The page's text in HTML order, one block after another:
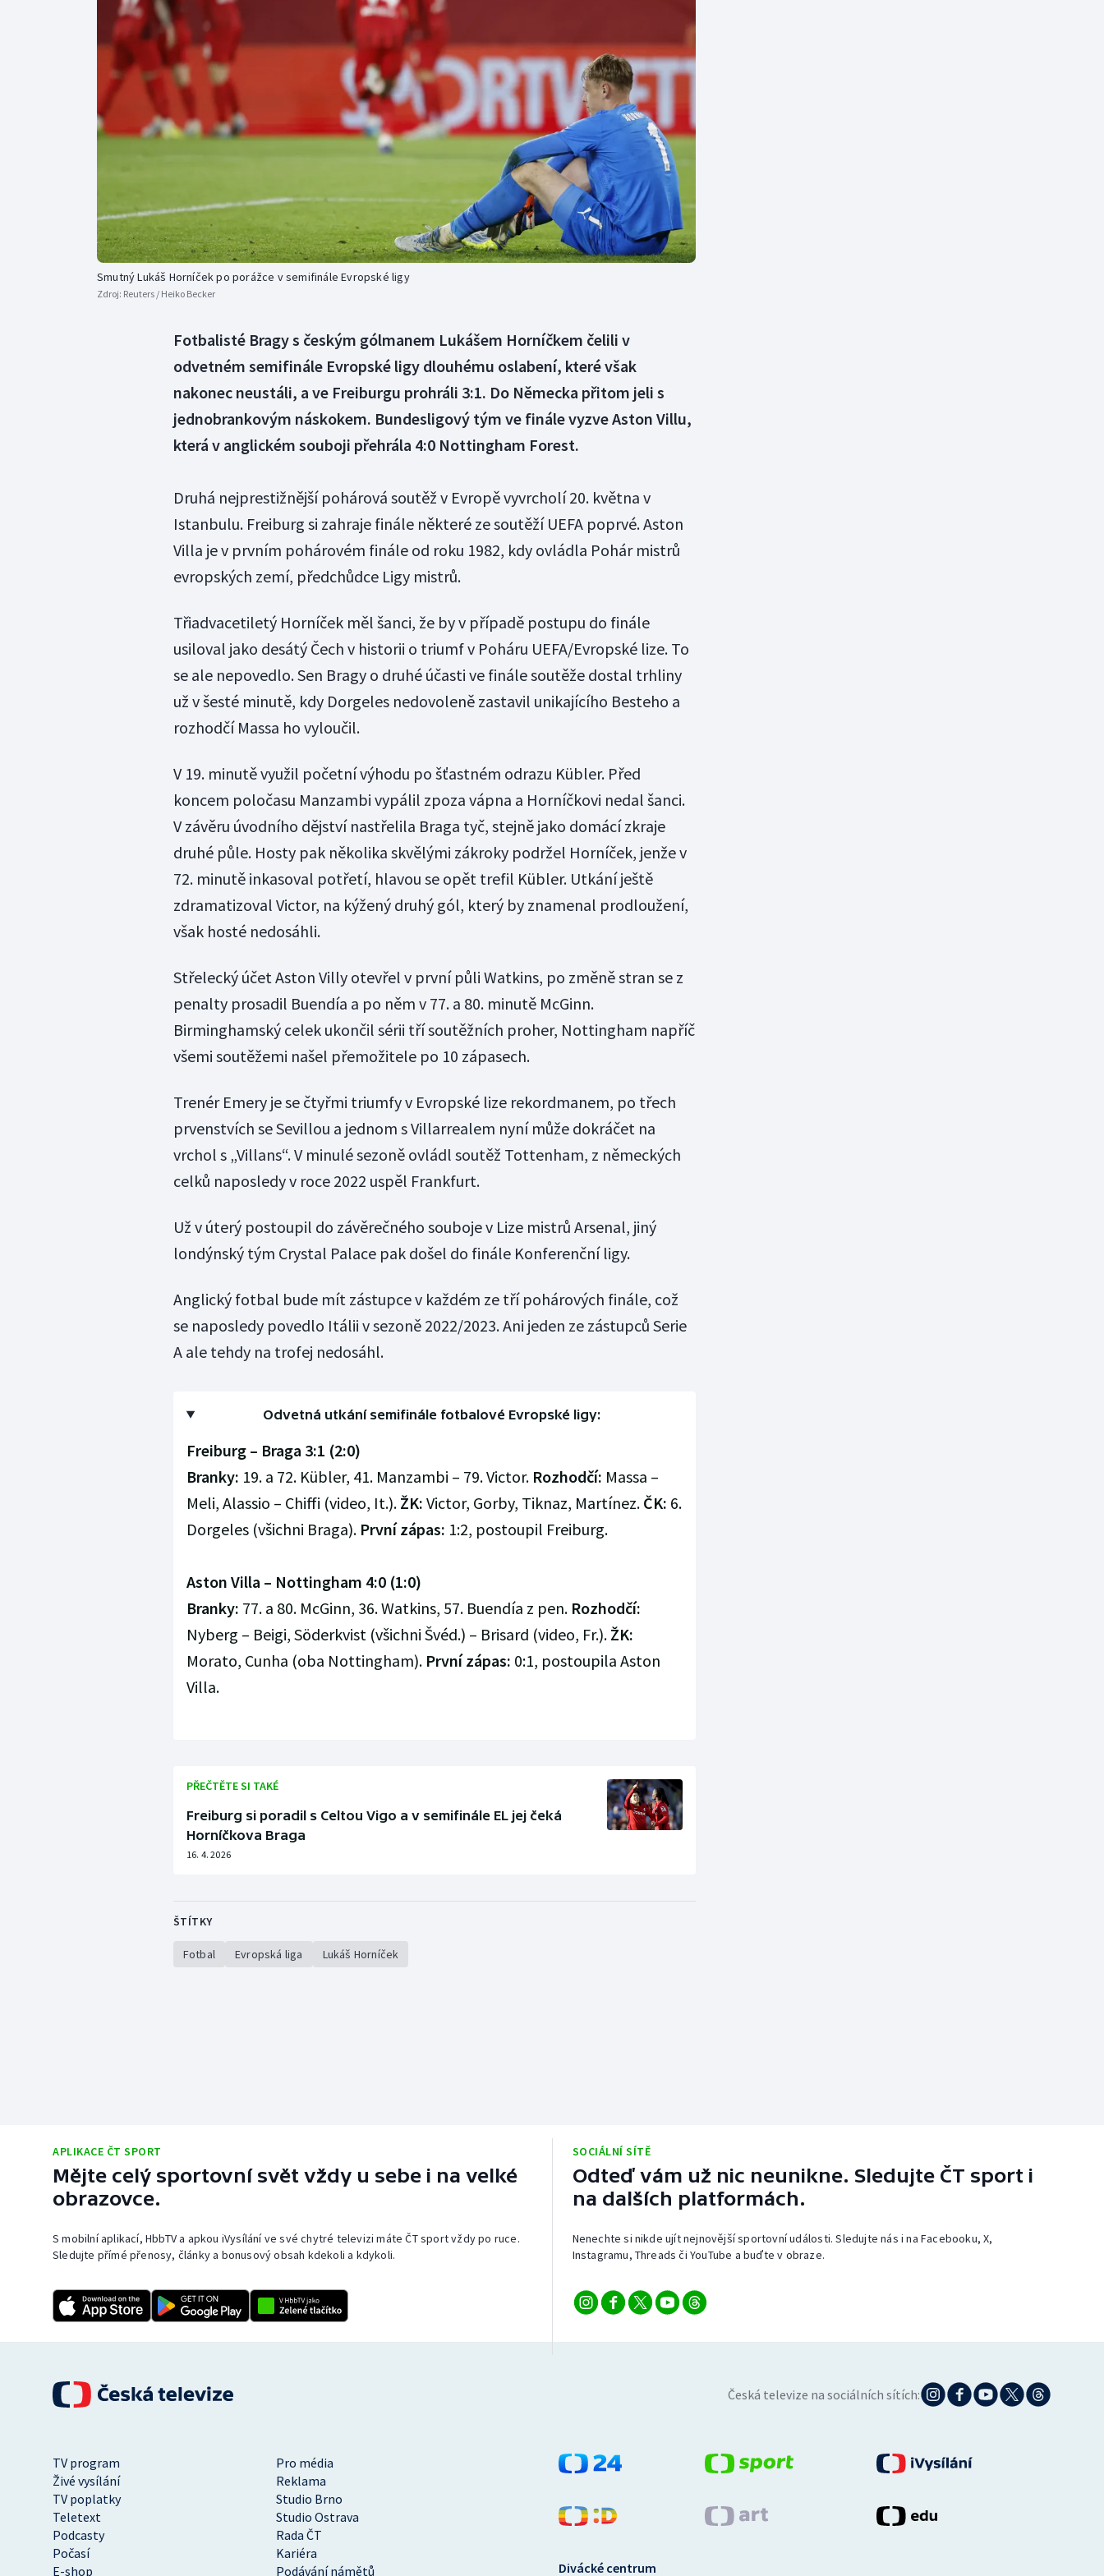
Dostihy
Gymnastika
Moderní pětiboj
Motorsport
Olympijské hry
Parasport
Plážový volejbal
Veslování
Vodní slalom
Volejbal
Ostatní
Smutný Lukáš Horníček po porážce v semifinále Evropské ligy
Zdroj: Reuters / Heiko Becker
Fotbalisté Bragy s českým gólmanem Lukášem Horníčkem čelili v
odvetném semifinále Evropské ligy dlouhému oslabení, které však
nakonec neustáli, a ve Freiburgu prohráli 3:1. Do Německa přitom jeli s
jednobrankovým náskokem. Bundesligový tým ve finále vyzve Aston Villu,
která v anglickém souboji přehrála 4:0 Nottingham Forest.
Druhá nejprestižnější pohárová soutěž v Evropě vyvrcholí 20. května v
Istanbulu. Freiburg si zahraje finále některé ze soutěží UEFA poprvé. Aston
Villa je v prvním pohárovém finále od roku 1982, kdy ovládla Pohár mistrů
evropských zemí, předchůdce Ligy mistrů.
Třiadvacetiletý Horníček měl šanci, že by v případě postupu do finále
usiloval jako desátý Čech v historii o triumf v Poháru UEFA/Evropské lize. To
se ale nepovedlo. Sen Bragy o druhé účasti ve finále soutěže dostal trhliny
už v šesté minutě, kdy Dorgeles nedovoleně zastavil unikajícího Besteho a
rozhodčí Massa ho vyloučil.
V 19. minutě využil početní výhodu po šťastném odrazu Kübler. Před
koncem poločasu Manzambi vypálil zpoza vápna a Horníčkovi nedal šanci.
V závěru úvodního dějství nastřelila Braga tyč, stejně jako domácí zkraje
druhé půle. Hosty pak několika skvělými zákroky podržel Horníček, jenže v
72. minutě inkasoval potřetí, hlavou se opět trefil Kübler. Utkání ještě
zdramatizoval Victor, na kýžený druhý gól, který by znamenal prodloužení,
však hosté nedosáhli.
Střelecký účet Aston Villy otevřel v první půli Watkins, po změně stran se z
penalty prosadil Buendía a po něm v 77. a 80. minutě McGinn.
Birminghamský celek ukončil sérii tří soutěžních proher, Nottingham napříč
všemi soutěžemi našel přemožitele po 10 zápasech.
Trenér Emery je se čtyřmi triumfy v Evropské lize rekordmanem, po třech
prvenstvích se Sevillou a jednom s Villarrealem nyní může dokráčet na
vrchol s „Villans“. V minulé sezoně ovládl soutěž Tottenham, z německých
celků naposledy v roce 2022 uspěl Frankfurt.
Už v úterý postoupil do závěrečného souboje v Lize mistrů Arsenal, jiný
londýnský tým Crystal Palace pak došel do finále Konferenční ligy.
Anglický fotbal bude mít zástupce v každém ze tří pohárových finále, což
se naposledy povedlo Itálii v sezoně 2022/2023. Ani jeden ze zástupců Serie
A ale tehdy na trofej nedosáhl.
Odvetná utkání semifinále fotbalové Evropské ligy:
Freiburg – Braga 3:1 (2:0)
Branky: 19. a 72. Kübler, 41. Manzambi – 79. Victor. Rozhodčí: Massa –
Meli, Alassio – Chiffi (video, It.). ŽK: Victor, Gorby, Tiknaz, Martínez. ČK: 6.
Dorgeles (všichni Braga). První zápas: 1:2, postoupil Freiburg.
Aston Villa – Nottingham 4:0 (1:0)
Branky: 77. a 80. McGinn, 36. Watkins, 57. Buendía z pen. Rozhodčí:
Nyberg – Beigi, Söderkvist (všichni Švéd.) – Brisard (video, Fr.). ŽK:
Morato, Cunha (oba Nottingham). První zápas: 0:1, postoupila Aston
Villa.
PŘEČTĚTE SI TAKÉ
Freiburg si poradil s Celtou Vigo a v semifinále EL jej čeká
Horníčkova Braga
16. 4. 2026
ŠTÍTKY
Fotbal Evropská liga Lukáš Horníček
APLIKACE ČT SPORT
Mějte celý sportovní svět vždy u sebe i na velké
obrazovce.
S mobilní aplikací, HbbTV a apkou iVysílání ve své chytré televizi máte ČT sport vždy po ruce.
Sledujte přímé přenosy, články a bonusový obsah kdekoli a kdykoli.
SOCIÁLNÍ SÍTĚ
Odteď vám už nic neunikne. Sledujte ČT sport i
na dalších platformách.
Nenechte si nikde ujít nejnovější sportovní události. Sledujte nás i na Facebooku, X,
Instagramu, Threads či YouTube a buďte v obraze.
Česká televize na sociálních sítích:
TV program
Pro média
Živé vysílání
Reklama
TV poplatky
Studio Brno
Teletext
Studio Ostrava
Podcasty
Rada ČT
Počasí
Kariéra
E-shop
Podávání námětů Divácké centrum